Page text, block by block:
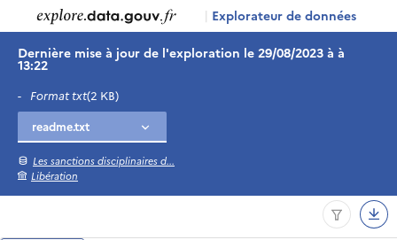
| Explorateur de données
Dernière mise à jour de l'exploration le 29/08/2023 à à
13:22
- Format txt(2 KB)
Les sanctions disciplinaires d...
Libération